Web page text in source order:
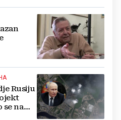
Rusiju
se na